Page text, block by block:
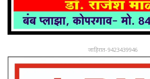
जाहिरात-9423439946